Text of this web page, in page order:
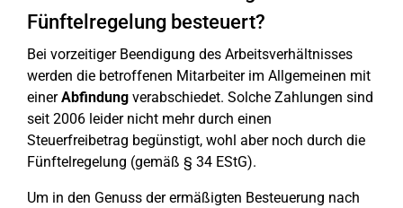
Fünftelregelung besteuert?
Bei vorzeitiger Beendigung des Arbeitsverhältnisses
werden die betroffenen Mitarbeiter im Allgemeinen mit
einerAbfindung verabschiedet. Solche Zahlungen sind
seit 2006 leider nicht mehr durch einen
Steuerfreibetrag begünstigt, wohl aber noch durch die
Fünftelregelung (gemäß § 34 EStG).
Um in den Genuss der ermäßigten Besteuerung nach